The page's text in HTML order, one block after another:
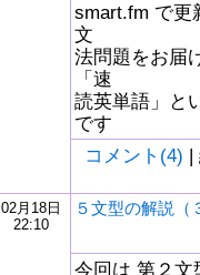
smart.fm で更
文
法問題をお届
「速
読英単語」と
です
コメント(4) |
02月18日
22:10
５文型の解説（
今回は 第２文